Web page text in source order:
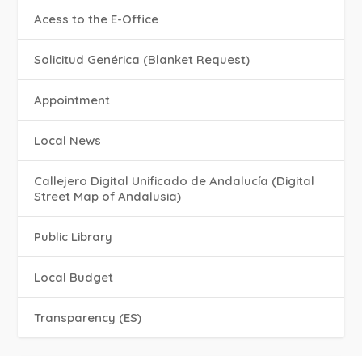
Acess to the E-Office
Solicitud Genérica (Blanket Request)
Appointment
Local News
Callejero Digital Unificado de Andalucía (Digital
Street Map of Andalusia)
Public Library
Local Budget
Transparency (ES)